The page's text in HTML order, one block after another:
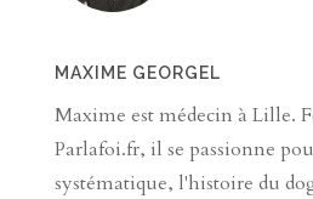
MAXIME GEORGEL
Maxime est médecin à Lille.
Parlafoi.fr, il se passionne
systématique, l'histoire du